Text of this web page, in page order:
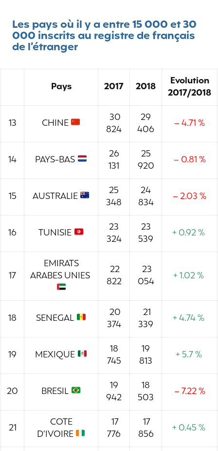
Les pays où il y a entre 15 000 et 30
000 inscrits au registre de français
de l’étranger
Pays 2017 2018
Evolution
2017/2018
13 CHINE
30
824
29
406
– 4.71 %
14 PAYS-BAS
26
131
25
920
– 0.81 %
15 AUSTRALIE
25
348
24
834
– 2.03 %
16 TUNISIE
23
324
23
539
+ 0.92 %
17
EMIRATS
ARABES UNIES
22
822
23
054
+ 1.02 %
18 SENEGAL
20
374
21
339
+ 4.74 %
19 MEXIQUE
18
745
19
813
+ 5.7 %
20 BRESIL
19
942
18
503
– 7.22 %
21
COTE
D’IVOIRE
17
776
17
856
+ 0.45 %